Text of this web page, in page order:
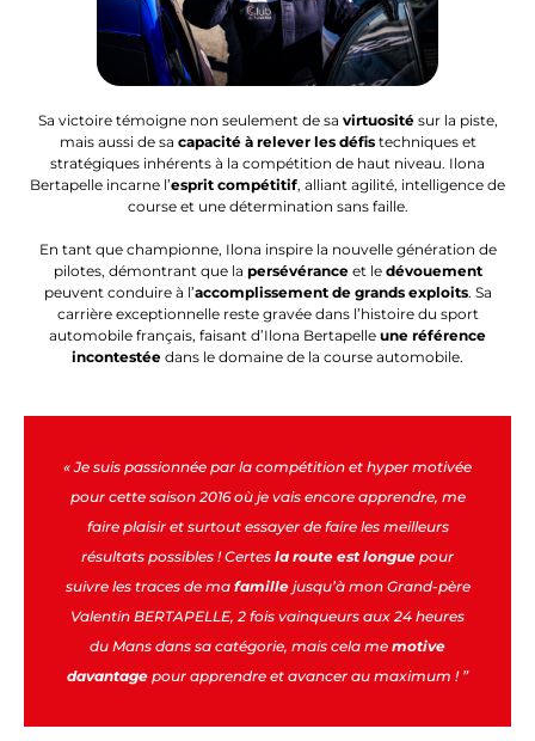
Sa victoire témoigne non seulement de sa virtuositésur la piste,
mais aussi de sa capacité à relever les défistechniques et
stratégiques inhérents à la compétition de haut niveau. Ilona
Bertapelle incarne l’esprit compétitif, alliant agilité, intelligence de
course et une détermination sans faille.
En tant que championne, Ilona inspire la nouvelle génération de
pilotes, démontrant que la persévéranceet le dévouement
peuvent conduire à l’accomplissement de grands exploits. Sa
carrière exceptionnelle reste gravée dans l’histoire du sport
automobile français, faisant d’Ilona Bertapelle une référence
incontestée dans le domaine de la course automobile.
« Je suis passionnée par la compétition et hyper motivée
pour cette saison 2016 où je vais encore apprendre, me
faire plaisir et surtout essayer de faire les meilleurs
résultats possibles ! Certes la route est longue pour
suivre les traces de ma famillejusqu’à mon Grand-père
Valentin BERTAPELLE, 2 fois vainqueurs aux 24 heures
du Mans dans sa catégorie, mais cela me motive
davantage pour apprendre et avancer au maximum ! ”